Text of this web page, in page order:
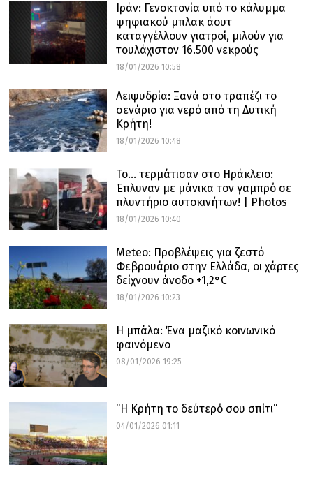
Ιράν: Γενοκτονία υπό το κάλυμμα
ψηφιακού μπλακ άουτ
καταγγέλλουν γιατροί, μιλούν για
τουλάχιστον 16.500 νεκρούς
18/01/2026 10:58
Λειψυδρία: Ξανά στο τραπέζι το
σενάριο για νερό από τη Δυτική
Κρήτη!
18/01/2026 10:48
Το… τερμάτισαν στο Ηράκλειο:
Έπλυναν με μάνικα τον γαμπρό σε
πλυντήριο αυτοκινήτων! | Photos
18/01/2026 10:40
Meteo: Προβλέψεις για ζεστό
Φεβρουάριο στην Ελλάδα, οι χάρτες
δείχνουν άνοδο +1,2°C
18/01/2026 10:23
Η μπάλα: Ένα μαζικό κοινωνικό
φαινόμενο
08/01/2026 19:25
“Η Κρήτη το δεύτερό σου σπίτι”
04/01/2026 01:11